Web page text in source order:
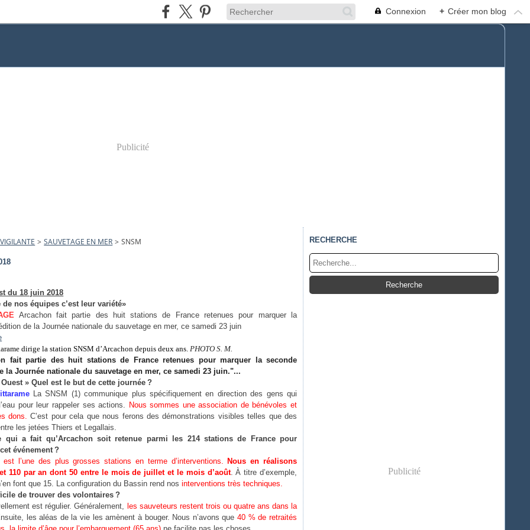
Connexion + Créer mon blog
Publicité
> SAUVETAGE EN MER > SNSM
du 18 juin 2018
de nos équipes c’est leur variété»
Arcachon fait partie des huit stations de France retenues pour marquer la
de la Journée nationale du sauvetage en mer, ce samedi 23 juin
dirige la station SNSM d’Arcachon depuis deux ans.PHOTO S. M.
fait partie des huit stations de France retenues pour marquer la seconde
la Journée nationale du sauvetage en mer, ce samedi 23 juin."...
» Quel est le but de cette journée ?
La SNSM (1) communique plus spécifiquement en direction des gens qui
pour leur rappeler ses actions. Nous sommes une association de bénévoles et
dons. C’est pour cela que nous ferons des démonstrations visibles telles que des
les jetées Thiers et Legallais.
qui a fait qu’Arcachon soit retenue parmi les 214 stations de France pour
événement ?
est l’une des plus grosses stations en terme d’interventions. Nous en réalisons
110 par an dont 50 entre le mois de juillet et le mois d’août. À titre d’exemple,
font que 15. La configuration du Bassin rend nosinterventions très techniques.
de trouver des volontaires ?
est régulier. Généralement, les sauveteurs restent trois ou quatre ans dans la
les aléas de la vie les amènent à bouger. Nous n’avons que40 % de retraités
RECHERCHE
Publicité